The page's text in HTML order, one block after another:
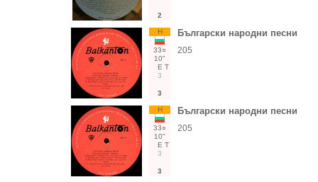
2
Н
33○
10"
Е Т
3
3
Български народни песни
205
Н
33○
10"
Е Т
3
3
Български народни песни
205